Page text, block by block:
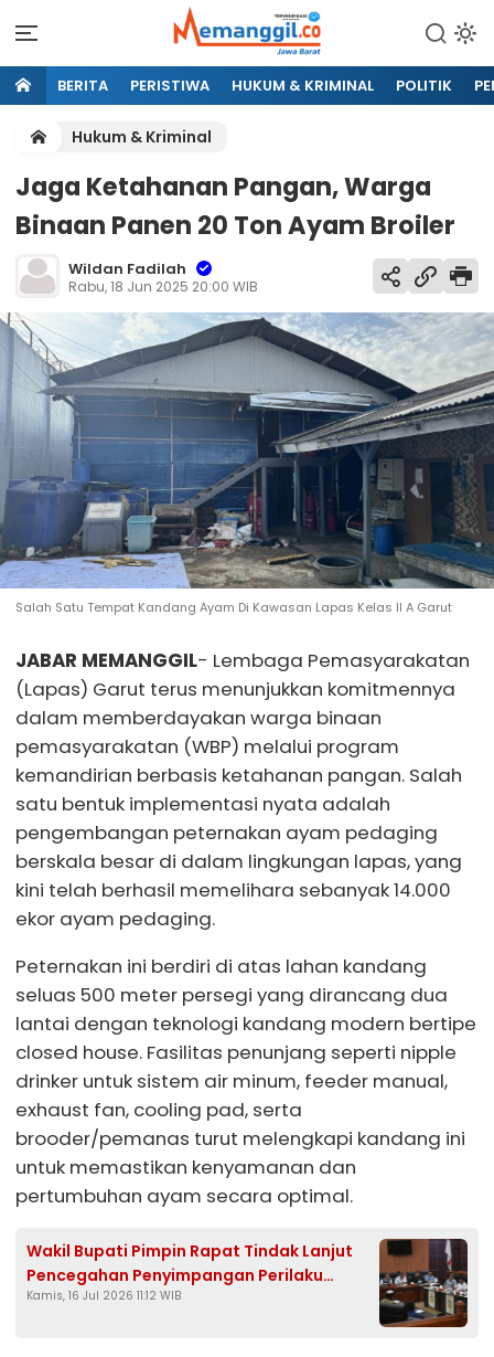
BERITA PERISTIWA HUKUM & KRIMINAL POLITIK
Hukum & Kriminal
Jaga Ketahanan Pangan, Warga
Binaan Panen 20 Ton Ayam Broiler
Wildan Fadilah
Rabu, 18 Jun 2025 20:00 WIB
Salah Satu Tempat Kandang Ayam Di Kawasan Lapas Kelas II A Garut
JABAR MEMANGGIL- Lembaga Pemasyarakatan
(Lapas) Garut terus menunjukkan komitmennya
dalam memberdayakan warga binaan
pemasyarakatan (WBP) melalui program
kemandirian berbasis ketahanan pangan. Salah
satu bentuk implementasi nyata adalah
pengembangan peternakan ayam pedaging
berskala besar di dalam lingkungan lapas, yang
kini telah berhasil memelihara sebanyak 14.000
ekor ayam pedaging.
Peternakan ini berdiri di atas lahan kandang
seluas 500 meter persegi yang dirancang dua
lantai dengan teknologi kandang modern bertipe
closed house. Fasilitas penunjang seperti nipple
drinker untuk sistem air minum, feeder manual,
exhaust fan, cooling pad, serta
brooder/pemanas turut melengkapi kandang ini
untuk memastikan kenyamanan dan
pertumbuhan ayam secara optimal.
Wakil Bupati Pimpin Rapat Tindak Lanjut
Pencegahan Penyimpangan Perilaku
Seksual di Sumedang
Kamis, 16 Jul 2026 11:12 WIB